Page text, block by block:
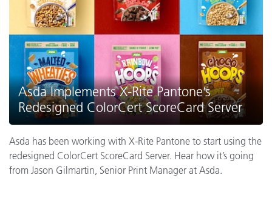
Asda Implements X-Rite Pantone’s
Redesigned ColorCert ScoreCard Server
Asda has been working with X-Rite Pantone to start using the
redesigned ColorCert ScoreCard Server. Hear how it’s going
from Jason Gilmartin, Senior Print Manager at Asda.